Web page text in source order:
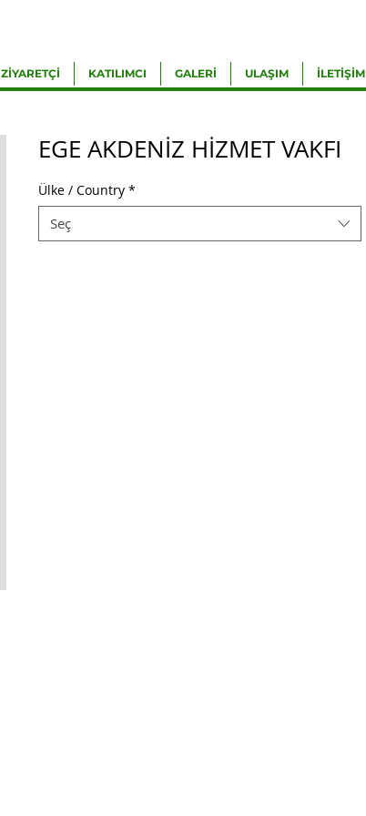
ZİYARETÇİ KATILIMCI GALERİ ULAŞIM İLETİŞİM
EGE AKDENİZ HİZMET VAKFI
Ülke / Country *
Seç